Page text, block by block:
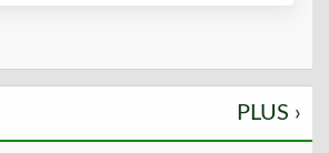
PLUS ›